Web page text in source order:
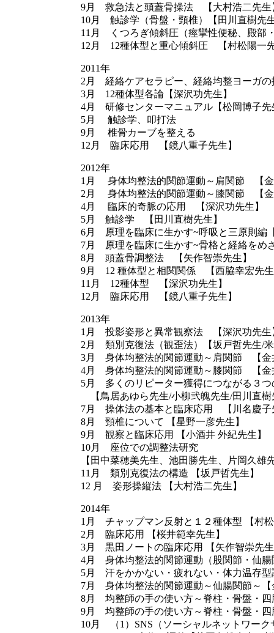
9月 救急法と頭蓋骨操法 【大村浩二先生
10月 触診学（骨盤・頸椎）【田川直樹先
11月 くつろぎ傾斜圧（痙攣性便秘、殿部
12月 12種体型と重心傾斜圧 【村松陽一
2011年
2月 経絡ケアセラピー、経絡均整ヨーガの
3月 12種体型各論【深沢功先生】
4月 研修センターマニュアル【松岡博子先
5月 触診学、叩打法
9月 椎骨カーブを整える
12月 臨床応用 【鏡八重子先生】
2012年
1月 身体均整法的関節運動～肩関節 【金
2月 身体均整法的関節運動～膝関節 【金
4月 臨床的奇脈の応用 【深沢功先生】
5月 触診学 【田川直樹先生】
6月 原理を臨床に生かす~呼吸と三原則編
7月 原理を臨床に生かす~骨格と経絡をめ
8月 頭蓋骨調整法 【矢作智崇先生】
9月 12 種体型と相関関係 【西脇幸宏先
11月 12種体型 【深沢功先生】
12月 臨床応用 【鏡八重子先生】
2013年
1月 投影姿形と異常観察法 【深沢功先生
2月 類別克復法（観歪法）【坂戸哲先生/
3月 身体均整法的関節運動～肩関節 【金
4月 身体均整法的関節運動～膝関節 【金
5月 多くのリピーター獲得につながる３
【鳥居あゆら先生/小柳弐魄先生/田川直樹
7月 操体法の基本と臨床応用 【川名慶子
8月 頸椎について 【星野一彦先生】
9月 観察と臨床応用 【小酒井 外紀先生】
10月 座位での調整法研究
【田中菜穂美先生、池田勝先生、片岡久雄
11月 類別克復法の構造 【坂戸哲先生】
12 月 姿形操縦法 【大村浩二先生】
2014年
1月 チャップマン反射と１２種体型 【村
2月 臨床応用 【桜井範幸先生】
3月 黒田ノートの臨床応用 【矢作智崇先
4月 身体均整法的関節運動（股関節・仙腸
5月 汗をかかない・疲れない・体力温存
7月 身体均整法的関節運動～仙腸関節～【
8月 均整師の手の使い方～脊柱・骨盤・四
9月 均整師の手の使い方～脊柱・骨盤・四
10月 （1）SNS（ソーシャルネットワー